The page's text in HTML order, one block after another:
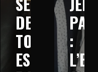
DE
TOUT
EST
: